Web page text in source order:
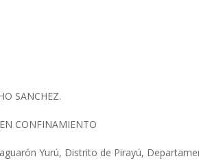
SANCHEZ.
CONFINAMIENTO
Yurú, Distrito de Pirayú,